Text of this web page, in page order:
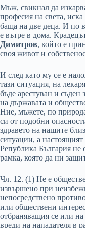
Мъж, свикнал да
професия на света,
баща на две деца. И по
е вътре в дома.
Димитров, който е
своя живот и
И след като му се е
тази ситуация, на
бъде арестуван и
на държавата и
Ние, мъжете, по
си от подобни
здравето на нашите
ситуации, а
Република България не
рамка, която да ни
Чл. 12. (1) Не е
извършено при
непосредствено
или обществени
отбраняващия се или
вреди на нападателя в